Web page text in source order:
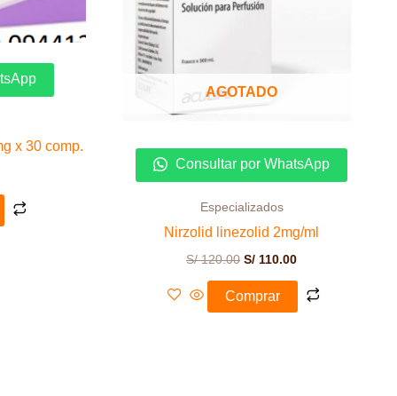
x 30 comp.
AGOTADO
Consultar por WhatsApp
Especializados
Nirzolid linezolid 2mg/ml
S/120.00 S/ 110.00
Comprar